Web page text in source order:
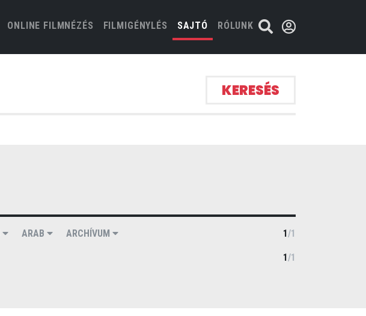
ONLINE FILMNÉZÉS FILMIGÉNYLÉS SAJTÓ RÓLUNK
KERESÉS
ARAB ARCHÍVUM 1/1
1/1